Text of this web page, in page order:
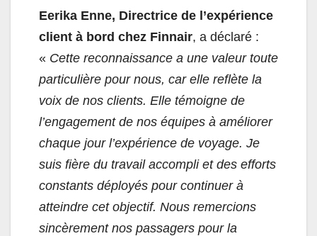
Eerika Enne, Directrice de l’expérience
client à bord chez Finnair, a déclaré :
« Cette reconnaissance a une valeur toute
particulière pour nous, car elle reflète la
voix de nos clients. Elle témoigne de
l’engagement de nos équipes à améliorer
chaque jour l’expérience de voyage. Je
suis fière du travail accompli et des efforts
constants déployés pour continuer à
atteindre cet objectif. Nous remercions
sincèrement nos passagers pour la